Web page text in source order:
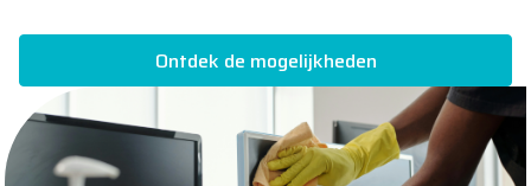
Ontdek de mogelijkheden